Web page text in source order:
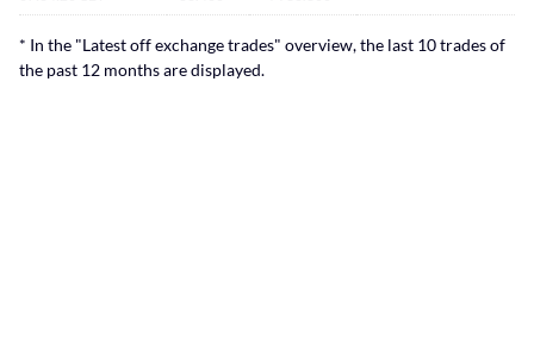
* In the "Latest off exchange trades" overview, the last 10 trades of
the past 12 months are displayed.